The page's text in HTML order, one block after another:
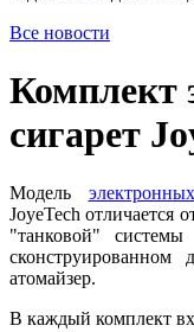
Все новости
Комплект
сигарет
Модель
JoyeTech отличается
"танковой"
атомайзер.
В каждый комплект